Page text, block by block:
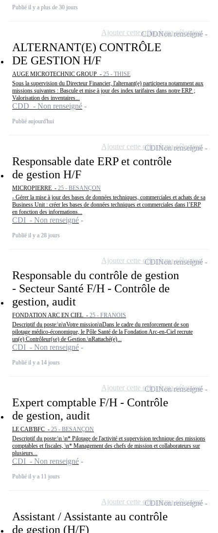
Publié il y a plus de 30 jours
ALTERNANT(E) CONTRÔLE
DE GESTION H/F
AUGE MICROTECHNIC GROUP - 25 - THISE
Sous la supervision du Directeur Financier, l'alternant(e) participera notamment aux
missions suivantes : Bascule et mise à jour des index tarifaires dans notre ERP ;
Valorisation des inventaires...
CDD - Non renseigné
Publié aujourd'hui
CDDNon renseigné
Ajouter cette offre à ma sélection
Responsable date ERP et contrôle
de gestion H/F
MICROPIERRE - 25 - BESANÇON
- Gérer la mise à jour des bases de données techniques, commerciales et achats de sa
Business Unit : créer les bases de données techniques et commerciales dans l’ERP
en fonction des informations...
CDI - Non renseigné
Publié il y a 28 jours
CDINon renseigné
Ajouter cette offre à ma sélection
Responsable du contrôle de gestion
- Secteur Santé F/H - Contrôle de
gestion, audit
FONDATION ARC EN CIEL - 25 - FRANOIS
Descriptif du poste:\n\nVotre mission\nDans le cadre du renforcement de son
pilotage médico-économique, le Pôle Santé de la Fondation Arc-en-Ciel recrute
un(e) Contrôleur(se) de Gestion.\nRattaché(e)...
CDI - Non renseigné
Publié il y a 14 jours
CDINon renseigné
Ajouter cette offre à ma sélection
Expert comptable F/H - Contrôle
de gestion, audit
LE CAB'BFC - 25 - BESANÇON
Descriptif du poste:\n \n* Pilotage de l'activité et supervision technique des missions
comptables et fiscales, \n* Management des chefs de mission et collaborateurs sur
plusieurs...
CDI - Non renseigné
Publié il y a 11 jours
CDINon renseigné
Ajouter cette offre à ma sélection
Assistant / Assistante au contrôle
de gestion (H/F)
CDINon renseigné
Ajouter cette offre à ma sélection